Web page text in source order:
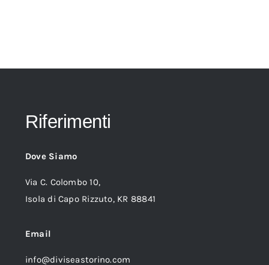
Riferimenti
Dove Siamo
Via C. Colombo 10,
Isola di Capo Rizzuto, KR 88841
Email
info@diviseastorino.com